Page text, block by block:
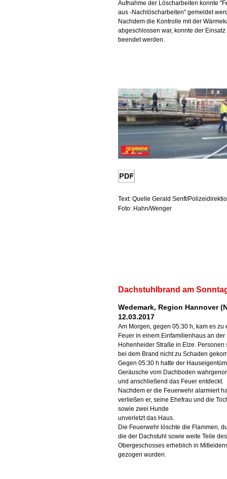
Aufnahme der Löscharbeiten konnte
aus -Nachlöscharbeiten" gemeldet
Nachdem die Kontrolle mit der
abgeschlossen war, konnte der Einsatz
beendet werden.
Text: Quelle Gerald Senft/
Foto: Hahn/Wenger
Dachstuhlbrand am
Wedemark, Region Hannover
12.03.2017
Am Morgen, gegen 05:30 h, kam es zu
Feuer in einem Einfamilienhaus an der
Hohenheider Straße in Elze. Personen
bei dem Brand nicht zu Schaden
Gegen 05:30 h hatte der
Geräusche vom Dachboden
und anschließend das Feuer entdeckt.
Nachdem er die Feuerwehr alarmiert
verließen er, seine Ehefrau und die
sowie zwei Hunde
unverletzt das Haus.
Die Feuerwehr löschte die Flammen,
die der Dachstuhl sowie weite Teile des
Obergeschosses erheblich in
gezogen wurden.